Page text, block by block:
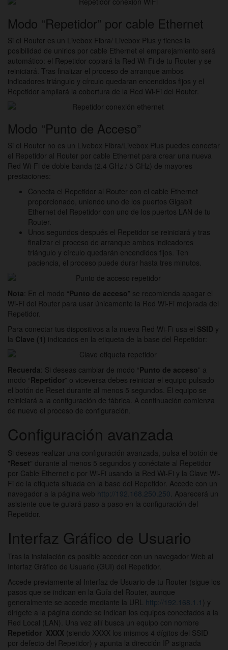
Modo “Repetidor” por cable Ethernet
Si el Router es un Livebox Fibra/ Livebox Plus y tienes la
posibilidad de unirlos por cable Ethernet el emparejamiento será
automático: el Repetidor copiará la Red Wi-Fi de tu Router y se
reiniciará. Tras finalizar el proceso de arranque ambos
indicadores triángulo y círculo quedaran encendidos fijos y el
Repetidor ampliará la cobertura de la Red Wi-Fi del Router.
Modo “Punto de Acceso”
Si el Router no es un Livebox Fibra/Livebox Plus puedes conectar
el Repetidor al Router por cable Ethernet para crear una nueva
Red Wi-Fi de doble banda (2.4 GHz / 5 GHz) de mayores
prestaciones:
Conecta el Repetidor al Router con el cable Ethernet
proporcionado, uniendo uno de los puertos Gigabit
Ethernet del Repetidor con uno de los puertos LAN de tu
Router.
Unos segundos después el Repetidor se reiniciará y tras
finalizar el proceso de arranque ambos indicadores
triángulo y círculo quedarán encendidos fijos. Ten
paciencia, el proceso puede durar hasta tres minutos.
Nota: En el modo “Punto de acceso” se recomienda apagar el
Wi-Fi del Router para usar únicamente la Red Wi-Fi mejorada del
Repetidor.
Para conectar tus dispositivos a la nueva Red Wi-Fi usa el SSID y
la Clave (1) indicados en la etiqueta de la base del Repetidor:
Recuerda: Si deseas cambiar de modo “Punto de acceso” a
modo “Repetidor” o viceversa debes reiniciar el equipo pulsado
el botón de Reset durante al menos 5 segundos. El equipo se
reiniciará a la configuración de fábrica. A continuación comienza
de nuevo el proceso de configuración.
Configuración avanzada
Si deseas realizar una configuración avanzada, pulsa el botón de
"Reset" durante al menos 5 segundos y conéctate al Repetidor
por Cable Ethernet o por Wi-Fi usando la Red Wi-Fi y la Clave Wi-
Fi de la etiqueta situada en la base del Repetidor. Accede con un
navegador a la página web http://192.168.250.250. Aparecerá un
asistente que te guiará paso a paso en la configuración del
Repetidor.
Interfaz Gráfico de Usuario
Tras la instalación es posible acceder con un navegador Web al
Interfaz Gráfico de Usuario (GUI) del Repetidor.
Accede previamente al Interfaz de Usuario de tu Router (sigue los
pasos que se indican en la Guía del Router, aunque
generalmente se accede mediante la URL http://192.168.1.1 ) y
dirígete a la página donde se indican los equipos conectados a la
Red Local (LAN). Una vez allí busca un equipo con nombre
Repetidor_XXXX (siendo XXXX los mismos 4 dígitos del SSID
por defecto del Repetidor) y apunta la dirección IP asignada